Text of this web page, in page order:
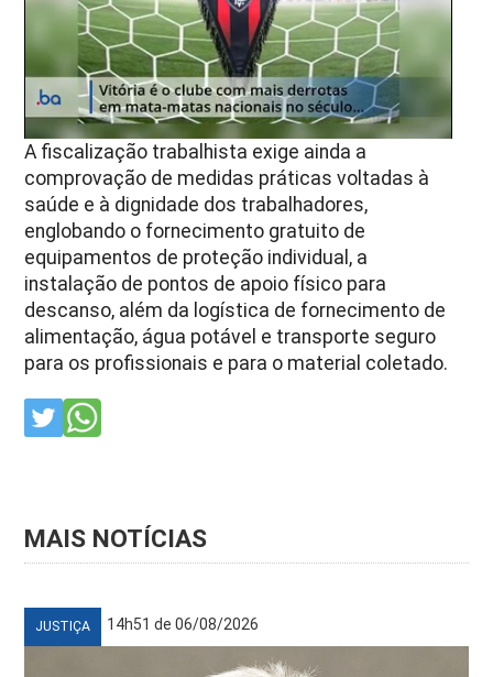
A fiscalização trabalhista exige ainda a
comprovação de medidas práticas voltadas à
saúde e à dignidade dos trabalhadores,
englobando o fornecimento gratuito de
equipamentos de proteção individual, a
instalação de pontos de apoio físico para
descanso, além da logística de fornecimento de
alimentação, água potável e transporte seguro
para os profissionais e para o material coletado.
MAIS NOTÍCIAS
JUSTIÇA 14h51 de 06/08/2026